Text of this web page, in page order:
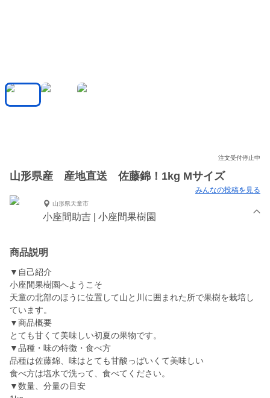
注文受付停止中
山形県産 産地直送 佐藤錦！1kg Mサイズ
みんなの投稿を見る
山形県天童市
小座間助吉 | 小座間果樹園
商品説明
▼自己紹介
小座間果樹園へようこそ
天童の北部のほうに位置して山と川に囲まれた所で果樹を栽培し
ています。
▼商品概要
とても甘くて美味しい初夏の果物です。
▼品種・味の特徴・食べ方
品種は佐藤錦、味はとても甘酸っぱいくて美味しい
食べ方は塩水で洗って、食べてください。
▼数量、分量の目安